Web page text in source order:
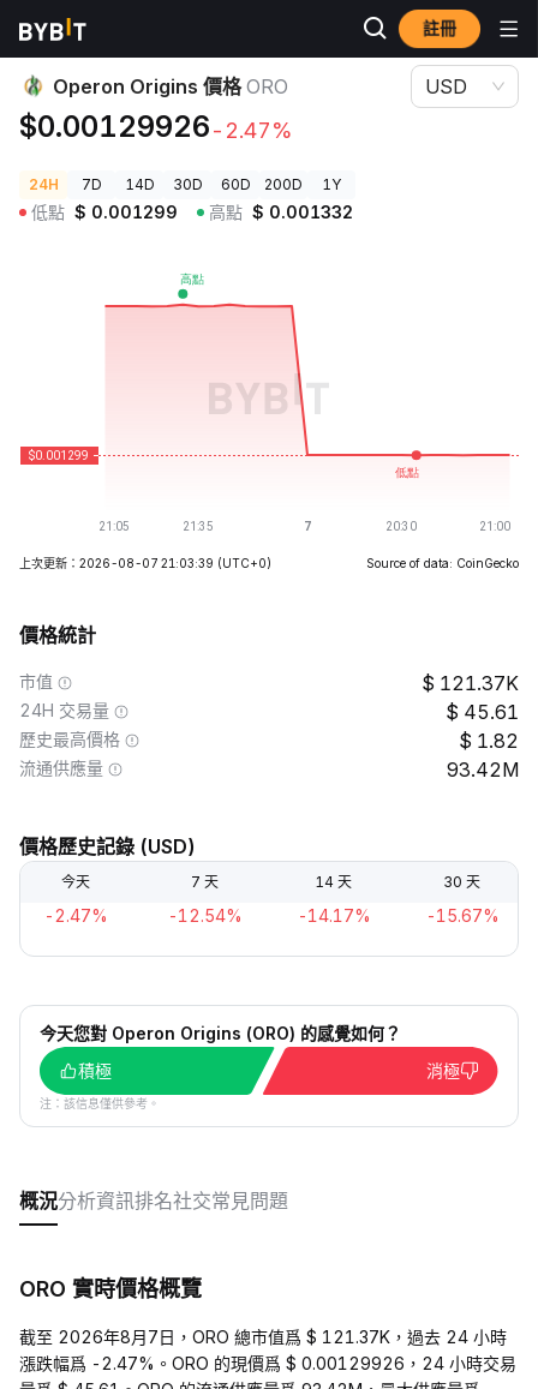
註冊
加密貨幣價格
Operon Origins 價格 ORO
$0.00129926-2.47%
USD
24H 7D 14D 30D 60D 200D 1Y
低點 $ 0.001299 高點 $ 0.001332
上次更新：2026-08-07 21:03:39 (UTC+0) Source of data: CoinGecko
價格統計
市值 121.37K
24H 交易量 45.61
歷史最高價格 1.82
流通供應量 93.42M
價格歷史記錄 (USD)
今天 7 天 14 天 30 天
-2.47% -12.54% -14.17% -15.67%
今天您對 Operon Origins (ORO) 的感覺如何？
積極
消極
注：該信息僅供參考。
概況分析資訊排名社交常見問題
ORO 實時價格概覽
截至 2026年8月7日，ORO 總市值爲 $ 121.37K，過去 24 小時
漲跌幅爲 -2.47%。ORO 的現價爲 $ 0.00129926，24 小時交易